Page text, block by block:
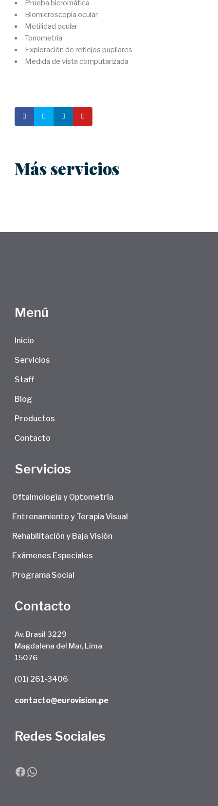
Prueba bicromática
Biomicroscopía ocular
Motilidad ocular
Tonometría
Exploración de reflejos pupilares
Medida de vista computarizada
Más servicios
Menú
Inicio
Servicios
Staff
Blog
Productos
Contacto
Servicios
Oftalmología y Optometría
Entrenamiento y Terapia Visual
Rehabilitación y Baja Visión
Exámenes Especiales
Programa Social
Contacto
Av. Brasil 3229
Magdalena del Mar, Lima
15076
(01) 261-3406
contacto@eurovision.pe
Redes Sociales